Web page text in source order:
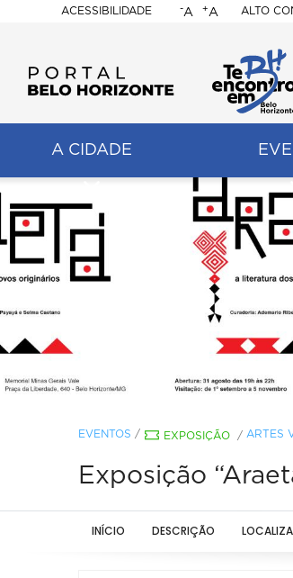
ACESSIBILIDADE
BELO
HORIZONTE
-A +A ALTO
A CIDADE
EVENTOS / EXPOSIÇÃO / ARTES
Exposição
INÍCIO DESCRIÇÃO